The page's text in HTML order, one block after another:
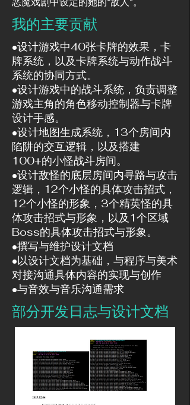
我的主要贡献
•设计游戏中40张卡牌的效果，卡
牌系统，以及卡牌系统与动作战斗
系统的协同方式。
•设计游戏中的战斗系统，负责调整
游戏主角的角色移动控制器与卡牌
设计手感。
•设计地图生成系统，13个房间内
陷阱的交互逻辑，以及搭建
100+的小怪战斗房间。
•设计敌怪的底层房间内寻路与攻击
逻辑，12个小怪的具体攻击招式，
12个小怪的形象，3个精英怪的具
体攻击招式与形象，以及1个区域
Boss的具体攻击招式与形象。
•撰写与维护设计文档
•以设计文档为基础，与程序与美术
对接沟通具体内容的实现与创作
•与音效与音乐沟通需求
部分开发日志与设计文档